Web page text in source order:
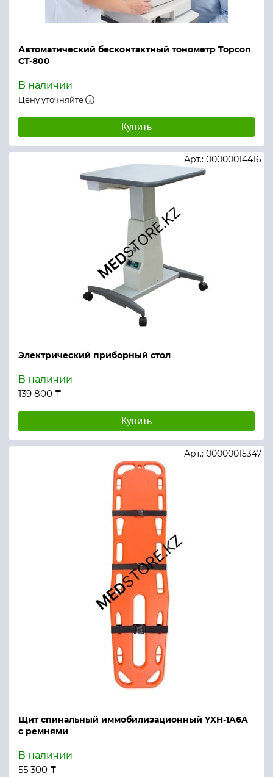
Автоматический бесконтактный тонометр Topcon
CT-800
В наличии
Цену уточняйте
Купить
Электрический приборный стол
Арт.: 00000014416
В наличии
139 800 ₸
Купить
Щит спинальный иммобилизационный YXH-1A6A
с ремнями
Арт.: 00000015347
В наличии
55 300 ₸